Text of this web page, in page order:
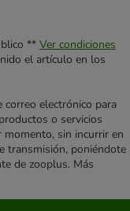
** Ver condiciones
el artículo en los
correo electrónico para
o servicios
momento, sin incurrir en
transmisión, poniéndote
de zooplus. Más